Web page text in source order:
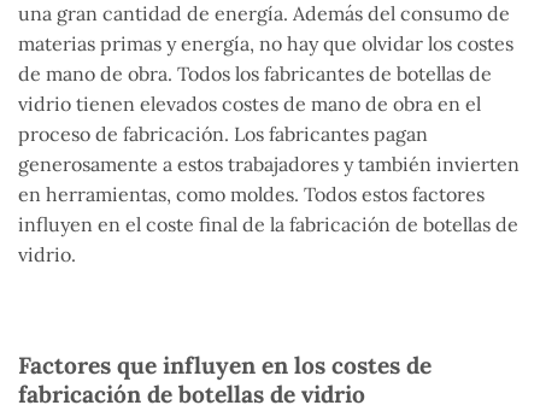
una gran cantidad de energía. Además del consumo de
materias primas y energía, no hay que olvidar los costes
de mano de obra. Todos los fabricantes de botellas de
vidrio tienen elevados costes de mano de obra en el
proceso de fabricación. Los fabricantes pagan
generosamente a estos trabajadores y también invierten
en herramientas, como moldes. Todos estos factores
influyen en el coste final de la fabricación de botellas de
vidrio.
Factores que influyen en los costes de
fabricación de botellas de vidrio